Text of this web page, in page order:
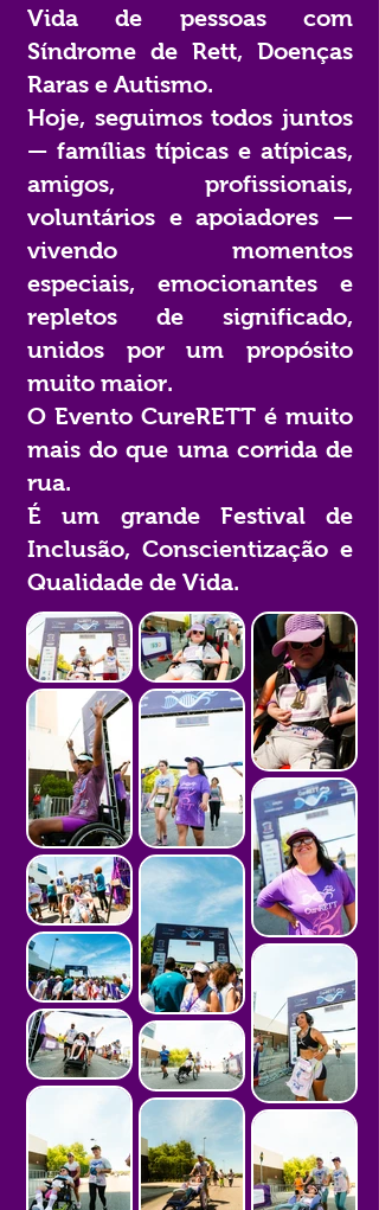
Vida de pessoas com
Síndrome de Rett, Doenças
Raras e Autismo.
Hoje, seguimos todos juntos
— famílias típicas e atípicas,
amigos, profissionais,
voluntários e apoiadores —
vivendo momentos
especiais, emocionantes e
repletos de significado,
unidos por um propósito
muito maior.
O Evento CureRETT é muito
mais do que uma corrida de
rua.
É um grande Festival de
Inclusão, Conscientização e
Qualidade de Vida.